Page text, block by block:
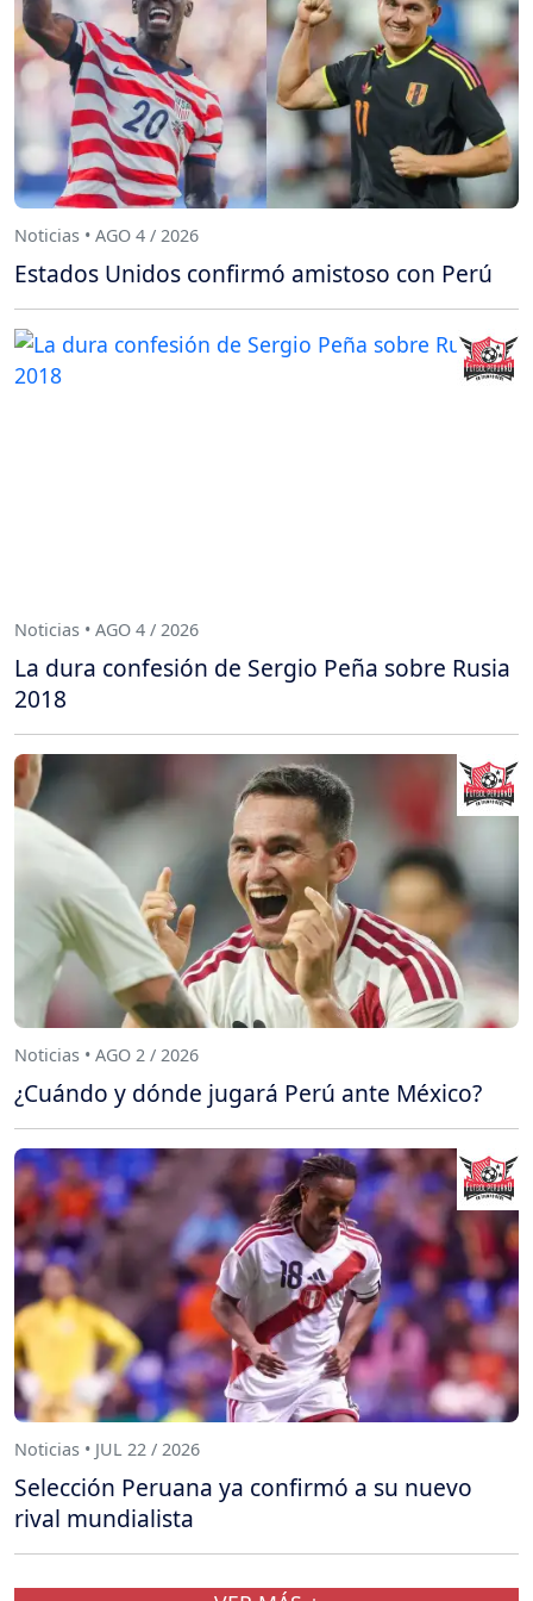
Noticias • AGO 4 / 2026
Estados Unidos confirmó amistoso con Perú
Noticias • AGO 4 / 2026
La dura confesión de Sergio Peña sobre Rusia
2018
Noticias • AGO 2 / 2026
¿Cuándo y dónde jugará Perú ante México?
Noticias • JUL 22 / 2026
Selección Peruana ya confirmó a su nuevo
rival mundialista